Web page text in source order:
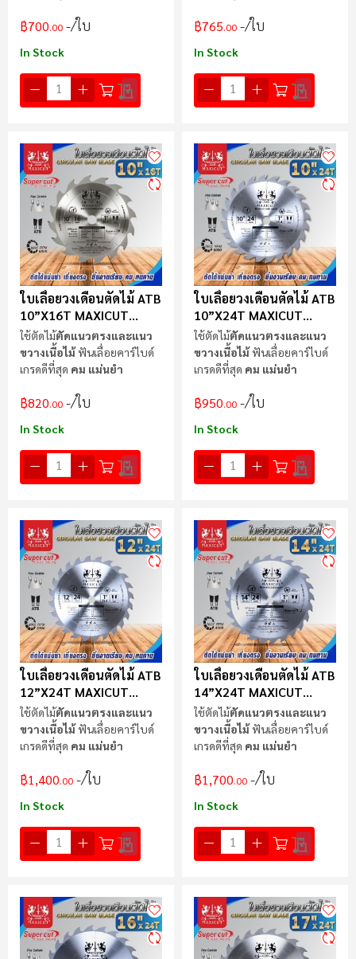
฿700.00 /ใบ
In Stock
฿765.00 /ใบ
In Stock
ใบเลื่อยวงเดือนตัดไม้ ATB
10”x16T MAXICUT
Super Cut
ใช้ตัดไม้ตัดแนวตรงและแนว
ขวางเนื้อไม้ฟันเลื่อยคาร์ไบด์
เกรดดีที่สุด คม แม่นยำ
฿820.00 /ใบ
In Stock
ใบเลื่อยวงเดือนตัดไม้ ATB
10”x24T MAXICUT
Super Cut
ใช้ตัดไม้ตัดแนวตรงและแนว
ขวางเนื้อไม้ฟันเลื่อยคาร์ไบด์
เกรดดีที่สุด คม แม่นยำ
฿950.00 /ใบ
In Stock
ใบเลื่อยวงเดือนตัดไม้ ATB
12”x24T MAXICUT
Super Cut
ใช้ตัดไม้ตัดแนวตรงและแนว
ขวางเนื้อไม้ฟันเลื่อยคาร์ไบด์
เกรดดีที่สุด คม แม่นยำ
฿1,400.00 /ใบ
In Stock
ใบเลื่อยวงเดือนตัดไม้ ATB
14”x24T MAXICUT
Super Cut
ใช้ตัดไม้ตัดแนวตรงและแนว
ขวางเนื้อไม้ฟันเลื่อยคาร์ไบด์
เกรดดีที่สุด คม แม่นยำ
฿1,700.00 /ใบ
In Stock